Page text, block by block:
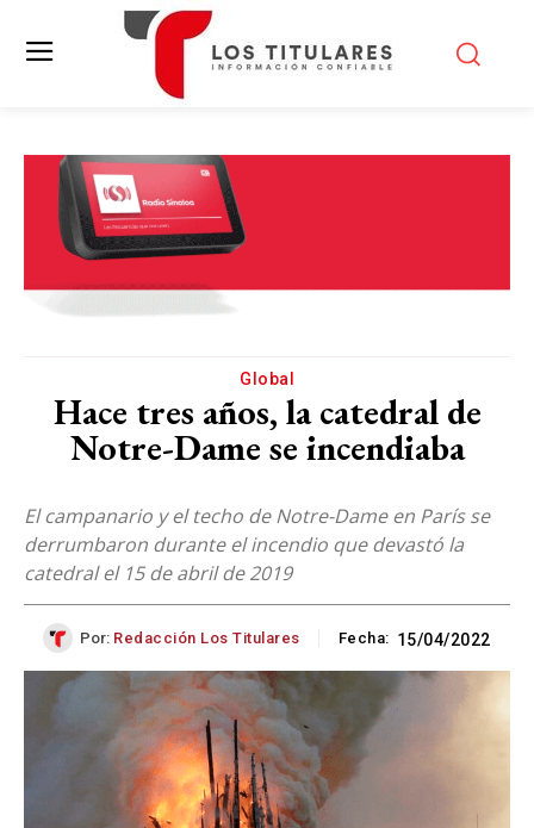
Global
Hace tres años, la catedral de
Notre-Dame se incendiaba
El campanario y el techo de Notre-Dame en París se
derrumbaron durante el incendio que devastó la
catedral el 15 de abril de 2019
Por: Redacción Los Titulares Fecha: 15/04/2022